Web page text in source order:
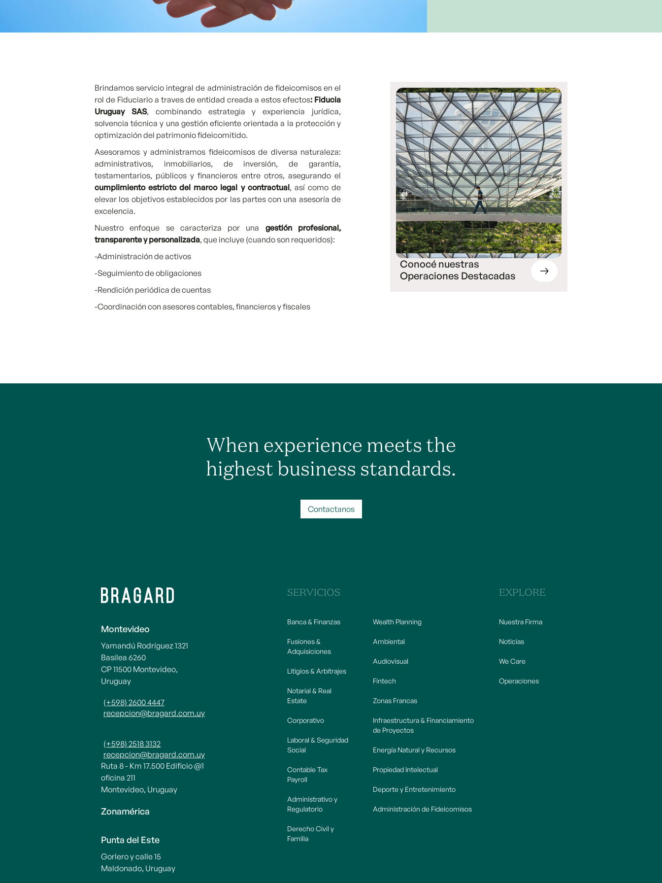
Brindamos servicio integral de administración de fideicomisos en el
rol de Fiduciario a traves de entidad creada a estos efectos: Fiducia
Uruguay SAS, combinando estrategia y experiencia jurídica,
solvencia técnica y una gestión eficiente orientada a la protección y
optimización del patrimonio fideicomitido.
Asesoramos y administramos fideicomisos de diversa naturaleza:
administrativos, inmobiliarios, de inversión, de garantía,
testamentarios, públicos y financieros entre otros, asegurando el
cumplimiento estricto del marco legal y contractual, así como de
elevar los objetivos establecidos por las partes con una asesoría de
excelencia.
Nuestro enfoque se caracteriza por una gestión profesional,
transparente y personalizada, que incluye (cuando son requeridos):
-Administración de activos
-Seguimiento de obligaciones
-Rendición periódica de cuentas
-Coordinación con asesores contables, financieros y fiscales
Conocé nuestras
Operaciones Destacadas
When experience meets the
highest business standards.
Contactanos
Montevideo
Yamandú Rodríguez 1321
Basilea 6260
CP 11500 Montevideo,
Uruguay
(+598) 2600 4447
recepcion@bragard.com.uy
(+598) 2518 3132
recepcion@bragard.com.uy
Ruta 8 - Km 17.500 Edificio @1
oficina 211
Montevideo, Uruguay
Zonamérica
Punta del Este
Gorlero y calle 15
Maldonado, Uruguay
SERVICIOS
Banca & Finanzas
Fusiones &
Adquisiciones
Litigios & Arbitrajes
Notarial & Real
Estate
Corporativo
Laboral & Seguridad
Social
Contable Tax
Payroll
Administrativo y
Regulatorio
Derecho Civil y
Familia
Wealth Planning
Ambiental
Audiovisual
Fintech
Zonas Francas
Infraestructura & Financiamiento
de Proyectos
Energía Natural y Recursos
Propiedad Intelectual
Deporte y Entretenimiento
Administración de Fideicomisos
EXPLORE
Nuestra Firma
Noticias
We Care
Operaciones